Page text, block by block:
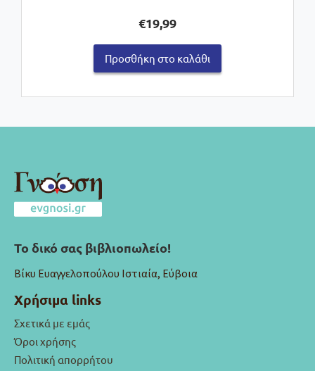
€19,99
Προσθήκη στο καλάθι
Το δικό σας βιβλιοπωλείο!
Βίκυ Ευαγγελοπούλου Ιστιαία, Εύβοια
Χρήσιμα links
Σχετικά με εμάς
Όροι χρήσης
Πολιτική απορρήτου